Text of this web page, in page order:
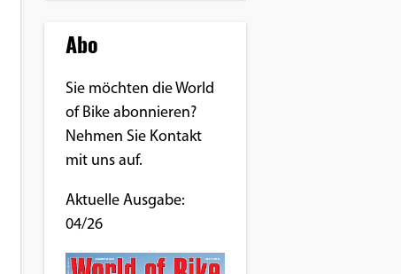
Abo
Sie möchten die World
of Bike abonnieren?
Nehmen Sie Kontakt
mit uns auf.
Aktuelle Ausgabe:
04/26